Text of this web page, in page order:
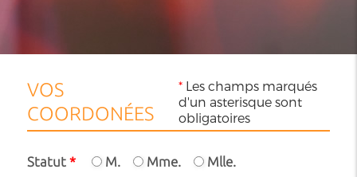
VOS
COORDONÉES
*Les champs marqués
d'un asterisque sont
obligatoires
Statut * M. Mme.
Mlle.